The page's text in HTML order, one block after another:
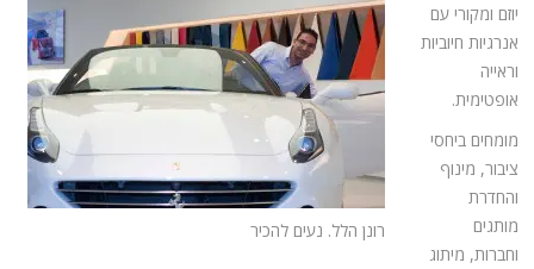
רונן הלל. נעים להכיר
יוזם ומקורי עם
אנרגיות חיוביות
וראייה
אופטימית.
מומחים ביחסי
ציבור, מינוף
והחדרת
מותגים
וחברות, מיתוג